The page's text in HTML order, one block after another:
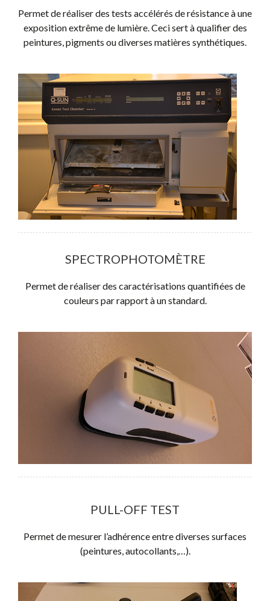
Permet de réaliser des tests accélérés de résistance à une
exposition extrême de lumière. Ceci sert à qualifier des
peintures, pigments ou diverses matières synthétiques.
SPECTROPHOTOMÈTRE
Permet de réaliser des caractérisations quantifiées de
couleurs par rapport à un standard.
PULL-OFF TEST
Permet de mesurer l’adhérence entre diverses surfaces
(peintures, autocollants,…).